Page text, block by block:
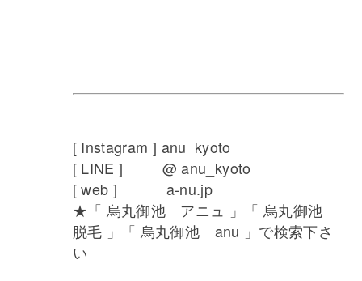
[ Instagram ] anu_kyoto
[ LINE ] @ anu_kyoto
[ web ] a-nu.jp
★「 烏丸御池 アニュ 」「 烏丸御池
脱毛 」「 烏丸御池 anu 」で検索下さ
い